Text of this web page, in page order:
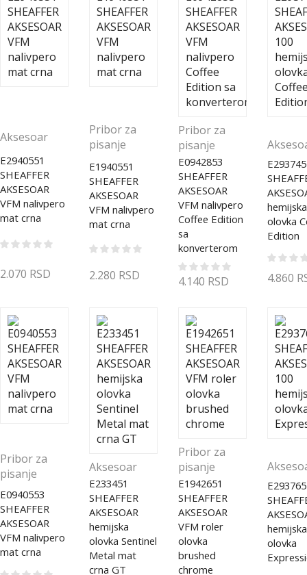
Aksesoar
E2940551
SHEAFFER
AKSESOAR
VFM nalivpero
mat crna
2.070 RSD
Pribor za
pisanje
E1940551
SHEAFFER
AKSESOAR
VFM nalivpero
mat crna
2.280 RSD
Pribor za
pisanje
E0942853
SHEAFFER
AKSESOAR
VFM nalivpero
Coffee Edition
sa
konverterom
4.140 RSD
hemijska
olovka
Edition
4.860
Pribor za
pisanje
E0940553
SHEAFFER
AKSESOAR
VFM nalivpero
mat crna
Aksesoar
E233451
SHEAFFER
AKSESOAR
hemijska
olovka Sentinel
Metal mat
crna GT
Pribor za
pisanje
E1942651
SHEAFFER
AKSESOAR
VFM roler
olovka
brushed
chrome
hemijska
olovka